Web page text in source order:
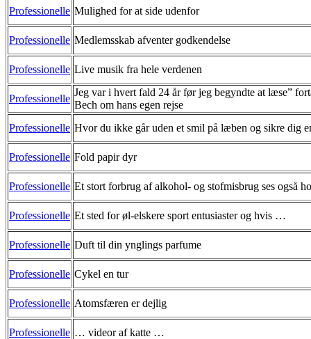
Professionelle Mulighed for at side udenfor
Professionelle Medlemsskab afventer godkendelse
Professionelle Live musik fra hele verdenen
Professionelle
Jeg var i hvert fald 24 år før jeg begyndte at læse”
Bech om hans egen rejse
Professionelle Hvor du ikke går uden et smil på læben og sikre dig
Professionelle Fold papir dyr
Professionelle Et stort forbrug af alkohol- og stofmisbrug ses også
Professionelle Et sted for øl-elskere sport entusiaster og hvis …
Professionelle Duft til din ynglings parfume
Professionelle Cykel en tur
Professionelle Atomsfæren er dejlig
Professionelle … videor af katte …